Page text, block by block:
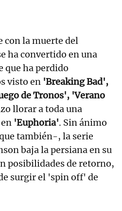
con la muerte del
ha convertido en una
que ha perdido
visto en 'Breaking Bad',
de Tronos', 'Verano
llorar a toda una
'Euphoria'. Sin ánimo
también-, la serie
baja la persiana en su
posibilidades de retorno,
surgir el 'spin off' de